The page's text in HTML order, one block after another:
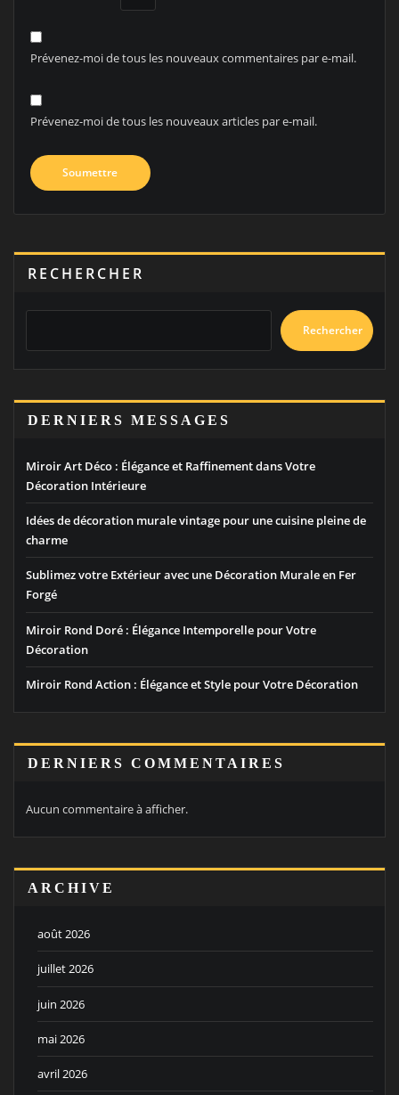
Prévenez-moi de tous les nouveaux commentaires par e-mail.
Prévenez-moi de tous les nouveaux articles par e-mail.
RECHERCHER
Rechercher
DERNIERS MESSAGES
Miroir Art Déco : Élégance et Raffinement dans Votre
Décoration Intérieure
Idées de décoration murale vintage pour une cuisine pleine de
charme
Sublimez votre Extérieur avec une Décoration Murale en Fer
Forgé
Miroir Rond Doré : Élégance Intemporelle pour Votre
Décoration
Miroir Rond Action : Élégance et Style pour Votre Décoration
DERNIERS COMMENTAIRES
Aucun commentaire à afficher.
ARCHIVE
août 2026
juillet 2026
juin 2026
mai 2026
avril 2026